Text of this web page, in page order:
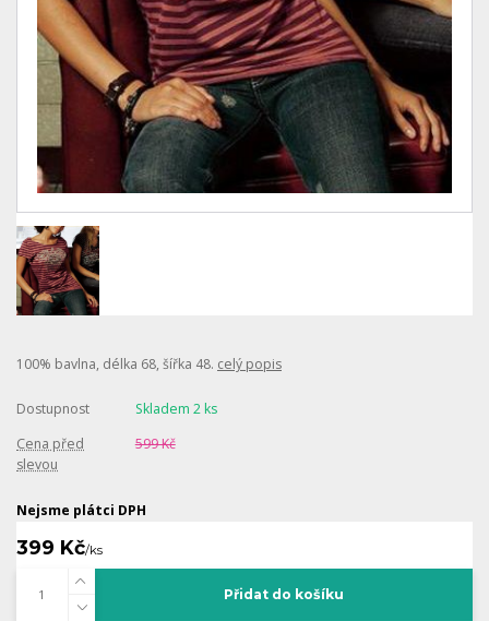
100% bavlna, délka 68, šířka 48. celý popis
Dostupnost
Skladem 2 ks
Cena před
slevou
599 Kč
Nejsme plátci DPH
399 Kč/ks
Přidat do košíku